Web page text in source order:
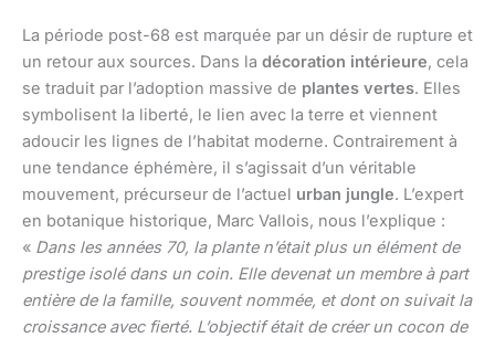
La période post-68 est marquée par un désir de rupture et
un retour aux sources. Dans la décoration intérieure, cela
se traduit par l’adoption massive de plantes vertes. Elles
symbolisent la liberté, le lien avec la terre et viennent
adoucir les lignes de l’habitat moderne. Contrairement à
une tendance éphémère, il s’agissait d’un véritable
mouvement, précurseur de l’actuel urban jungle. L’expert
en botanique historique, Marc Vallois, nous l’explique :
« Dans les années 70, la plante n’était plus un élément de
prestige isolé dans un coin. Elle devenat un membre à part
entière de la famille, souvent nommée, et dont on suivait la
croissance avec fierté. L’objectif était de créer un cocon de